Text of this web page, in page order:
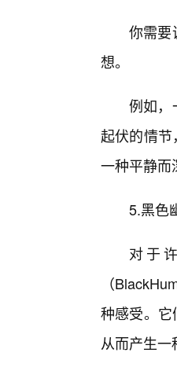
你需要
想。
例如，
起伏的情
一种平静而
5.黑色
对于
（
种感受。
从而产生一